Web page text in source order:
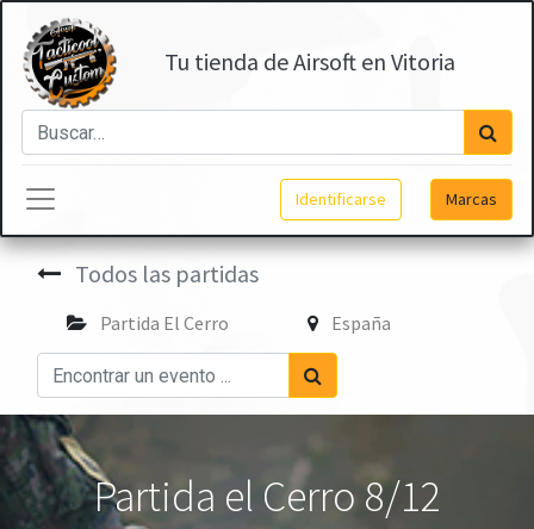
Tu tienda de Airsoft en Vitoria
Identificarse Marcas
Todos las partidas
Partida El Cerro España
Partida el Cerro 8/12